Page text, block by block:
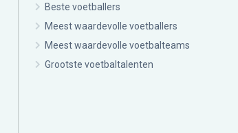
Beste voetballers
Meest waardevolle voetballers
Meest waardevolle voetbalteams
Grootste voetbaltalenten